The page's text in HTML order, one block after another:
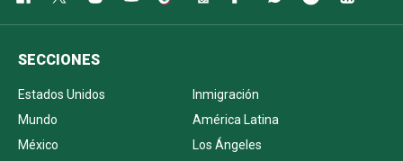
SECCIONES
Estados Unidos
Inmigración
Mundo
América Latina
México
Los Ángeles